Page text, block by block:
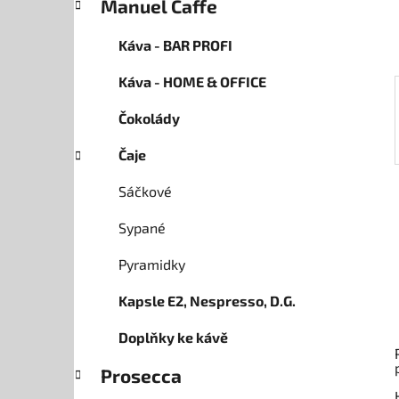
p
Manuel Caffe
Káva - BAR PROFI
Káva - HOME & OFFICE
Čokolády
Čaje
Sáčkové
Sypané
Pyramidky
Kapsle E2, Nespresso, D.G.
Doplňky ke kávě
Prosecca